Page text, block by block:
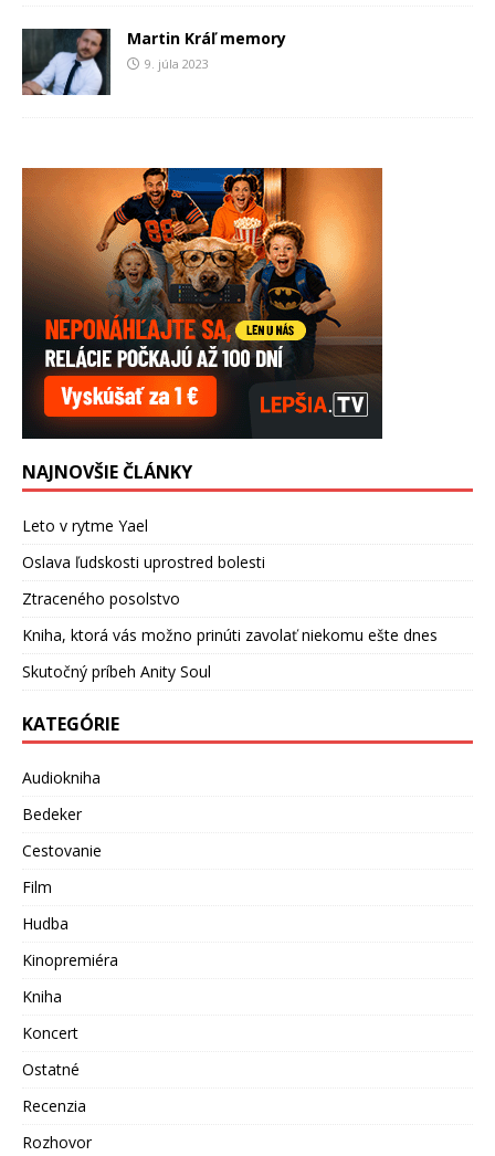
Martin Kráľ memory
9. júla 2023
NAJNOVŠIE ČLÁNKY
Leto v rytme Yael
Oslava ľudskosti uprostred bolesti
Ztraceného posolstvo
Kniha, ktorá vás možno prinúti zavolať niekomu ešte dnes
Skutočný príbeh Anity Soul
KATEGÓRIE
Audiokniha
Bedeker
Cestovanie
Film
Hudba
Kinopremiéra
Kniha
Koncert
Ostatné
Recenzia
Rozhovor